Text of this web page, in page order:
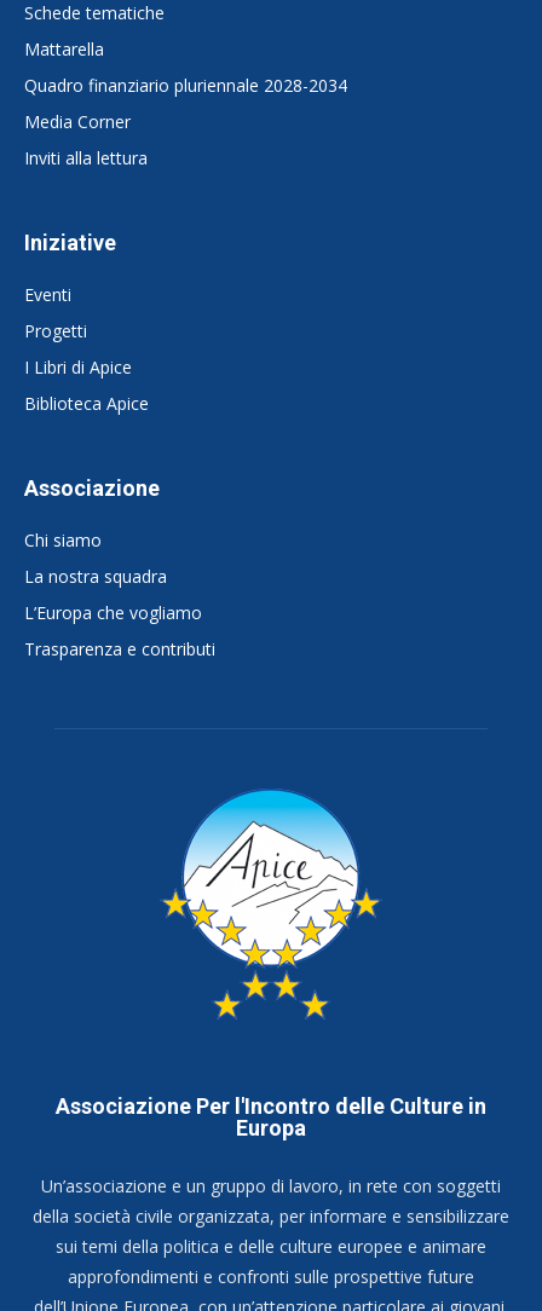
Schede tematiche
Mattarella
Quadro finanziario pluriennale 2028-2034
Media Corner
Inviti alla lettura
Iniziative
Eventi
Progetti
I Libri di Apice
Biblioteca Apice
Associazione
Chi siamo
La nostra squadra
L’Europa che vogliamo
Trasparenza e contributi
Associazione Per l'Incontro delle Culture in
Europa
Un’associazione e un gruppo di lavoro, in rete con soggetti
della società civile organizzata, per informare e sensibilizzare
sui temi della politica e delle culture europee e animare
approfondimenti e confronti sulle prospettive future